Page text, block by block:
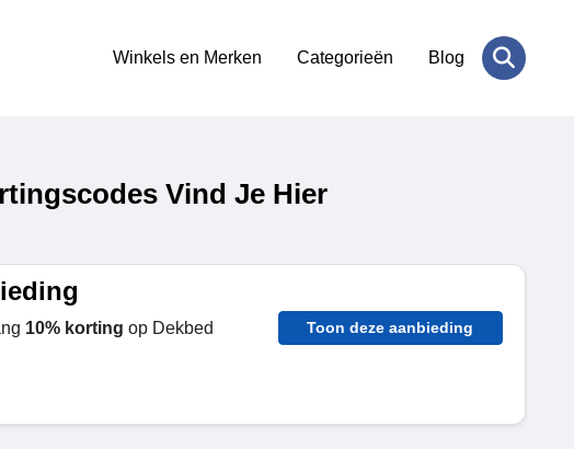
Winkels en Merken Categorieën Blog
Vind Je Hier
10% korting op Dekbed
Toon deze aanbieding